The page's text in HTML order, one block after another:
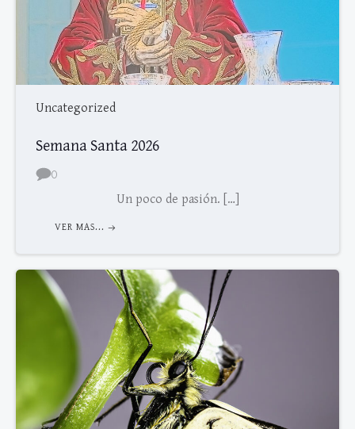
Uncategorized
Semana Santa 2026
0
Un poco de pasión. […]
VER MAS...